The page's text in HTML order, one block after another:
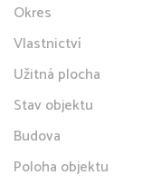
Okres
Vlastnictví
Užitná plocha
Stav objektu
Budova
Poloha objektu